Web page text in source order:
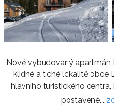
Nově vybudovaný apartmán
klidné a tiché lokalitě obce
hlavního turistického
postavené...